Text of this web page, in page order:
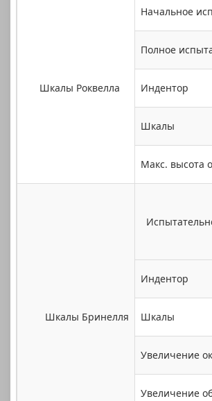
Шкалы Роквелла
Начальное
Полное
Индентор
Шкалы
Макс. высота
Шкалы Бринелля
Индентор
Шкалы
Увеличение
Увеличение